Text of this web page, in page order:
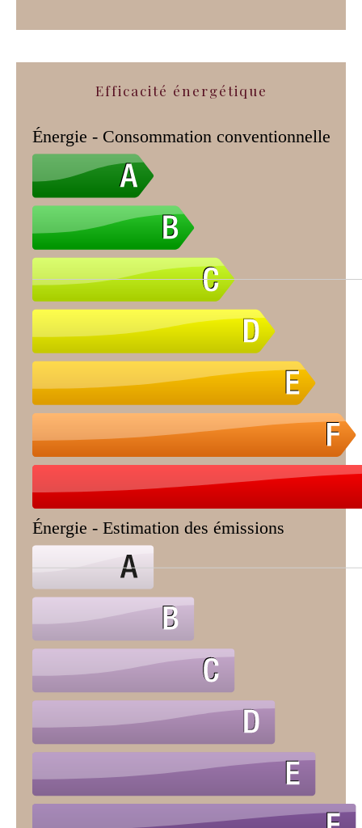
Efficacité énergétique
Énergie - Consommation conventionnelle
Énergie - Estimation des émissions